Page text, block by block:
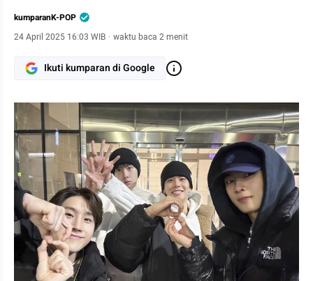
kumparanK-POP
24 April 2025 16:03 WIB · waktu baca 2 menit
Ikuti kumparan di Google